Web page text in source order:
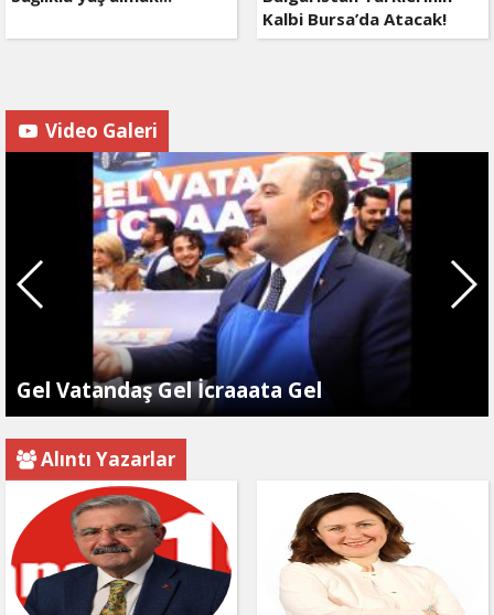
Kalbi Bursa’da Atacak!
Video Galeri
Gel Vatandaş Gel İcraaata Gel
Alıntı Yazarlar